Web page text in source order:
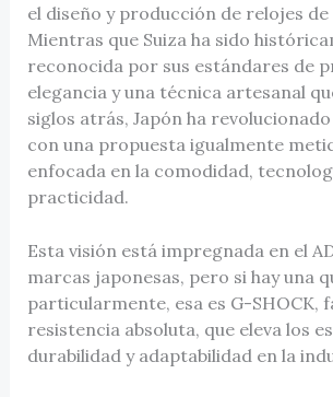
el diseño y producción de relojes
Mientras que Suiza ha sido
reconocida por sus estándares de
elegancia y una técnica artesanal
siglos atrás, Japón ha
con una propuesta igualmente
enfocada en la comodidad,
practicidad.
Esta visión está impregnada en el
marcas japonesas, pero si hay una
particularmente, esa es G-SHOCK,
resistencia absoluta, que eleva los
durabilidad y adaptabilidad en la